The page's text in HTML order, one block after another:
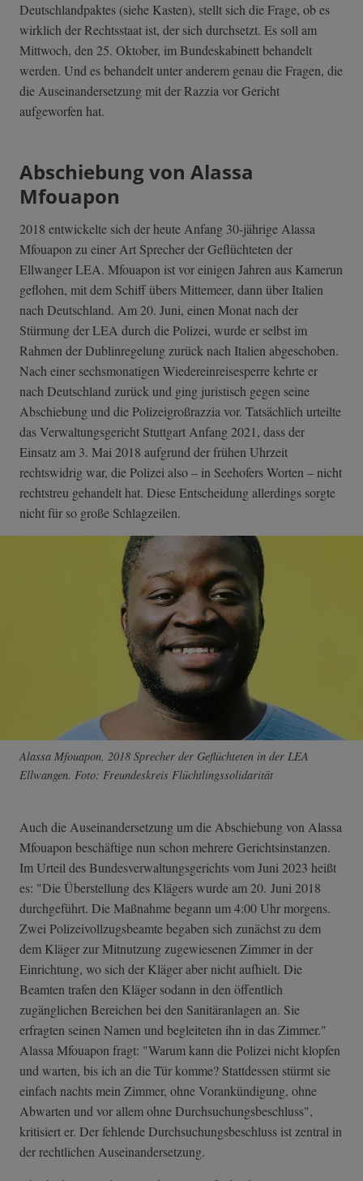
Deutschlandpaktes (siehe Kasten), stellt sich die Frage, ob es
wirklich der Rechtsstaat ist, der sich durchsetzt. Es soll am
Mittwoch, den 25. Oktober, im Bundeskabinett behandelt
werden. Und es behandelt unter anderem genau die Fragen, die
die Auseinandersetzung mit der Razzia vor Gericht
aufgeworfen hat.
Abschiebung von Alassa
Mfouapon
2018 entwickelte sich der heute Anfang 30-jährige Alassa
Mfouapon zu einer Art Sprecher der Geflüchteten der
Ellwanger LEA. Mfouapon ist vor einigen Jahren aus Kamerun
geflohen, mit dem Schiff übers Mittemeer, dann über Italien
nach Deutschland. Am 20. Juni, einen Monat nach der
Stürmung der LEA durch die Polizei, wurde er selbst im
Rahmen der Dublinregelung zurück nach Italien abgeschoben.
Nach einer sechsmonatigen Wiedereinreisesperre kehrte er
nach Deutschland zurück und ging juristisch gegen seine
Abschiebung und die Polizeigroßrazzia vor. Tatsächlich urteilte
das Verwaltungsgericht Stuttgart Anfang 2021, dass der
Einsatz am 3. Mai 2018 aufgrund der frühen Uhrzeit
rechtswidrig war, die Polizei also – in Seehofers Worten – nicht
rechtstreu gehandelt hat. Diese Entscheidung allerdings sorgte
nicht für so große Schlagzeilen.
Alassa Mfouapon, 2018 Sprecher der Geflüchteten in der LEA
Ellwangen. Foto: Freundeskreis Flüchtlingssolidarität
Auch die Auseinandersetzung um die Abschiebung von Alassa
Mfouapon beschäftige nun schon mehrere Gerichtsinstanzen.
Im Urteil des Bundesverwaltungsgerichts vom Juni 2023 heißt
es: "Die Überstellung des Klägers wurde am 20. Juni 2018
durchgeführt. Die Maßnahme begann um 4:00 Uhr morgens.
Zwei Polizeivollzugsbeamte begaben sich zunächst zu dem
dem Kläger zur Mitnutzung zugewiesenen Zimmer in der
Einrichtung, wo sich der Kläger aber nicht aufhielt. Die
Beamten trafen den Kläger sodann in den öffentlich
zugänglichen Bereichen bei den Sanitäranlagen an. Sie
erfragten seinen Namen und begleiteten ihn in das Zimmer."
Alassa Mfouapon fragt: "Warum kann die Polizei nicht klopfen
und warten, bis ich an die Tür komme? Stattdessen stürmt sie
einfach nachts mein Zimmer, ohne Vorankündigung, ohne
Abwarten und vor allem ohne Durchsuchungsbeschluss",
kritisiert er. Der fehlende Durchsuchungsbeschluss ist zentral in
der rechtlichen Auseinandersetzung.